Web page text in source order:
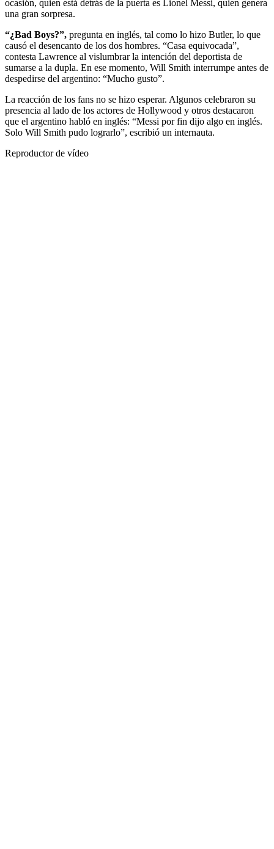
ocasión, quien está detrás de la puerta es Lionel Messi, quien genera
una gran sorpresa.
“¿Bad Boys?”, pregunta en inglés, tal como lo hizo Butler, lo que
causó el desencanto de los dos hombres. “Casa equivocada”,
contesta Lawrence al vislumbrar la intención del deportista de
sumarse a la dupla. En ese momento, Will Smith interrumpe antes de
despedirse del argentino: “Mucho gusto”.
La reacción de los fans no se hizo esperar. Algunos celebraron su
presencia al lado de los actores de Hollywood y otros destacaron
que el argentino habló en inglés: “Messi por fin dijo algo en inglés.
Solo Will Smith pudo lograrlo”, escribió un internauta.
Reproductor de vídeo